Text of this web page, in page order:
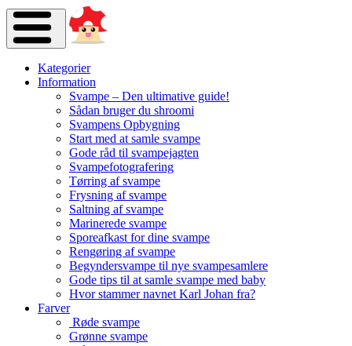
Kategorier
Information
Svampe – Den ultimative guide!
Sådan bruger du shroomi
Svampens Opbygning
Start med at samle svampe
Gode råd til svampejagten
Svampefotografering
Tørring af svampe
Frysning af svampe
Saltning af svampe
Marinerede svampe
Sporeafkast for dine svampe
Rengøring af svampe
Begyndersvampe til nye svampesamlere
Gode tips til at samle svampe med baby
Hvor stammer navnet Karl Johan fra?
Farver
Røde svampe
Grønne svampe